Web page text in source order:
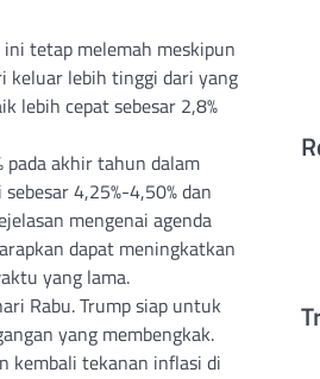
ini tetap melemah meskipun
keluar lebih tinggi dari yang
lebih cepat sebesar 2,8%
pada akhir tahun dalam
4,25%-4,50% dan
mengenai agenda
dapat meningkatkan
yang lama.
Rabu. Trump siap untuk
yang membengkak.
kembali tekanan inflasi di